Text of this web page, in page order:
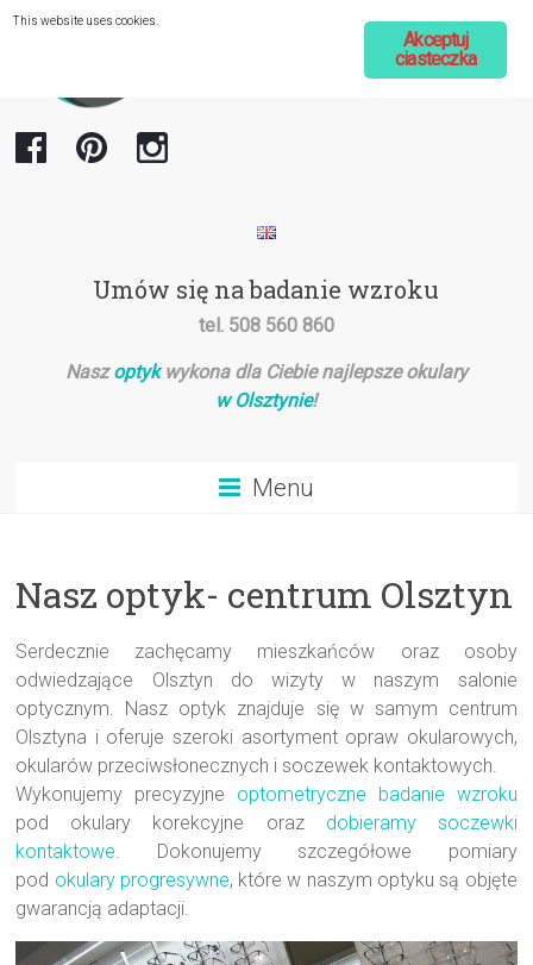
Przejdź
Optometria
Spirydowicz
Umów się na badanie wzroku
tel. 508 560 860
Naszoptykwykona dla Ciebie najlepsze okulary
w Olsztynie!
Menu
Nasz optyk- centrum Olsztyn
Serdecznie zachęcamy mieszkańców oraz osoby
odwiedzające Olsztyn do wizyty w naszym salonie
optycznym. Nasz optyk znajduje się w samym centrum
Olsztyna i oferuje szeroki asortyment opraw okularowych,
okularów przeciwsłonecznych i soczewek kontaktowych.
Wykonujemy precyzyjne optometryczne badanie wzroku
pod okulary korekcyjne oraz dobieramy soczewki
kontaktowe. Dokonujemy szczegółowe pomiary
pod okulary progresywne, które w naszym optyku są objęte
gwarancją adaptacji.
Akceptuj
ciasteczka
This website uses cookies.